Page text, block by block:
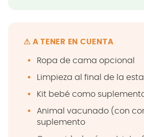
⚠ A TENER EN CUENTA
Ropa de cama opcional
Limpieza al final de la
Kit bebé como
Animal vacunado (con
suplemento